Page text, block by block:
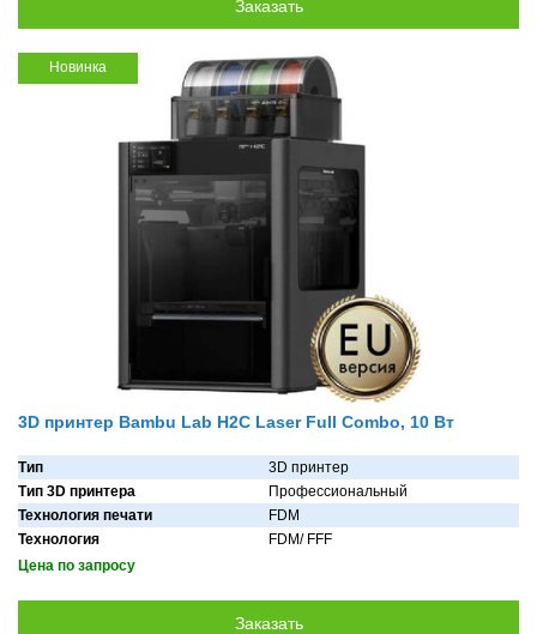
Новинка
3D принтер Bambu Lab H2C Laser Full Combo, 10 Вт
Тип
3D принтер
Тип 3D принтера
Профессиональный
Технология печати
FDM
Технология
FDM/ FFF
Цена по запросу